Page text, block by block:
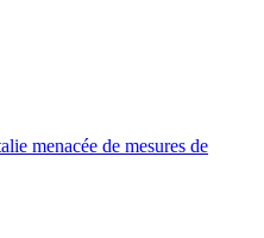
menacée de mesures de